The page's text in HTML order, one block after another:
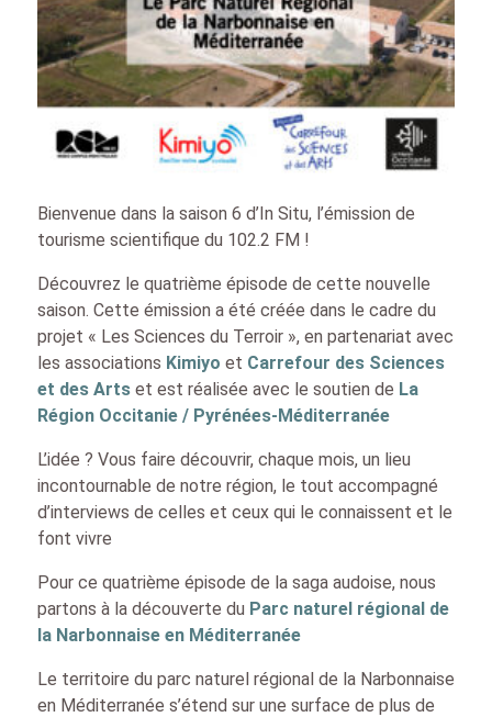
Bienvenue dans la saison 6 d’In Situ, l’émission de
tourisme scientifique du 102.2 FM !
Découvrez le quatrième épisode de cette nouvelle
saison. Cette émission a été créée dans le cadre du
projet « Les Sciences du Terroir », en partenariat avec
les associations Kimiyo et Carrefour des Sciences
et des Arts et est réalisée avec le soutien de La
Région Occitanie / Pyrénées-Méditerranée
L’idée ? Vous faire découvrir, chaque mois, un lieu
incontournable de notre région, le tout accompagné
d’interviews de celles et ceux qui le connaissent et le
font vivre
Pour ce quatrième épisode de la saga audoise, nous
partons à la découverte du Parc naturel régional de
la Narbonnaise en Méditerranée
Le territoire du parc naturel régional de la Narbonnaise
en Méditerranée s’étend sur une surface de plus de